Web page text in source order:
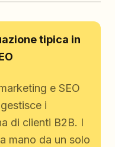
tipica in
e SEO
i
di clienti B2B. I
mano da un solo